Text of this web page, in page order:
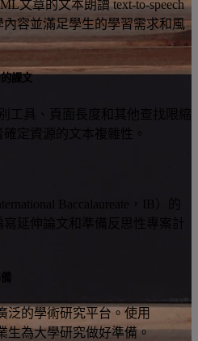
文章的文本朗讀 text-to-speech
容並滿足學生的學習需求和風
課文
工具、頁面長度和其他查找限縮
定資源的文本複雜性。
Baccalaureate，IB）的
延伸論文和準備反思性專案計
泛的學術研究平台。使用
生為大學研究做好準備。